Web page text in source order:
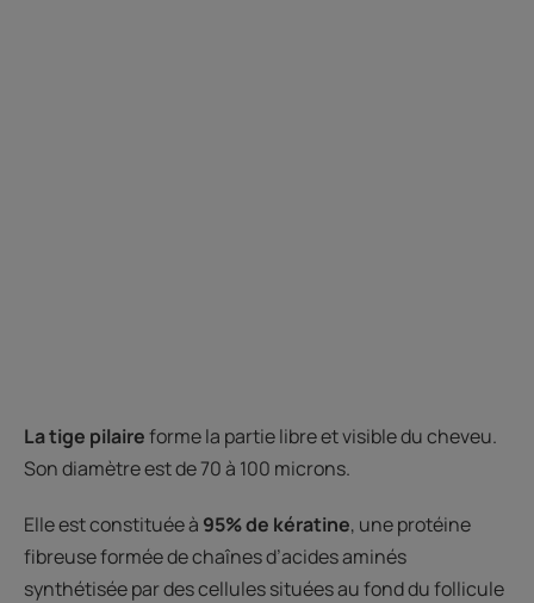
La tige pilaireforme la partie libre et visible du cheveu.
Son diamètre est de 70 à 100 microns.
Elle est constituée à 95% de kératine, une protéine
fibreuse formée de chaînes d’acides aminés
synthétisée par des cellules situées au fond du follicule